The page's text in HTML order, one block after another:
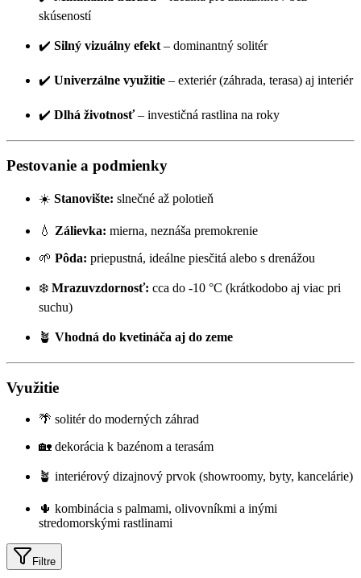
skúseností
✔️ Silný vizuálny efekt – dominantný solitér
✔️ Univerzálne využitie – exteriér (záhrada, terasa) aj interiér
✔️ Dlhá životnosť– investičná rastlina na roky
Pestovanie a podmienky
☀️ Stanovište: slnečné až polotieň
💧 Zálievka: mierna, neznáša premokrenie
🌱 Pôda: priepustná, ideálne piesčitá alebo s drenážou
❄️ Mrazuvzdornosť: cca do -10 °C (krátkodobo aj viac pri
suchu)
🪴 Vhodná do kvetináča aj do zeme
Využitie
🌴 solitér do moderných záhrad
🏡 dekorácia k bazénom a terasám
🪴 interiérový dizajnový prvok (showroomy, byty, kancelárie)
🌵 kombinácia s palmami, olivovníkmi a inými
stredomorskými rastlinami
Filtre